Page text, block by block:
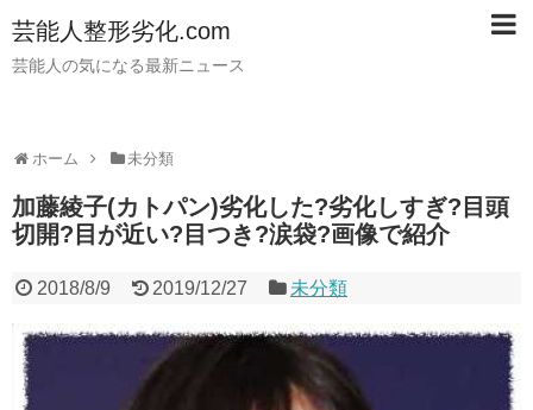
芸能人整形劣化.com
芸能人の気になる最新ニュース
ホーム 未分類
加藤綾子(カトパン)劣化した?劣化しすぎ?目頭
切開?目が近い?目つき?涙袋?画像で紹介
2018/8/9 2019/12/27 未分類